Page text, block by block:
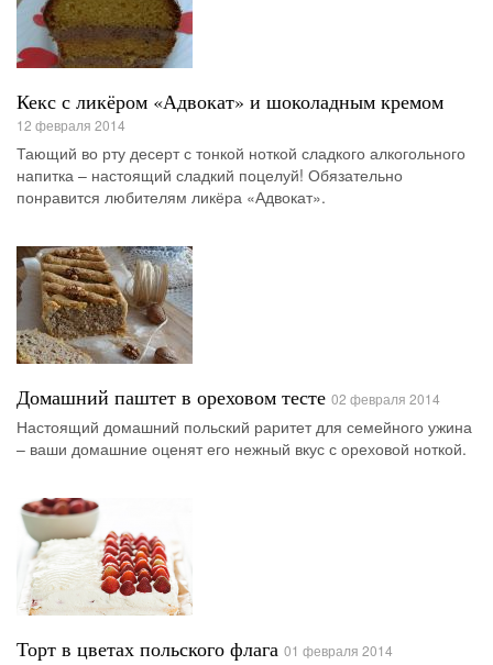
Кекс с ликёром «Адвокат» и шоколадным кремом
12 февраля 2014
Тающий во рту десерт с тонкой ноткой сладкого алкогольного
напитка – настоящий сладкий поцелуй! Обязательно
понравится любителям ликёра «Адвокат».
Домашний паштет в ореховом тесте 02 февраля 2014
Настоящий домашний польский раритет для семейного ужина
– ваши домашние оценят его нежный вкус с ореховой ноткой.
Торт в цветах польского флага 01 февраля 2014